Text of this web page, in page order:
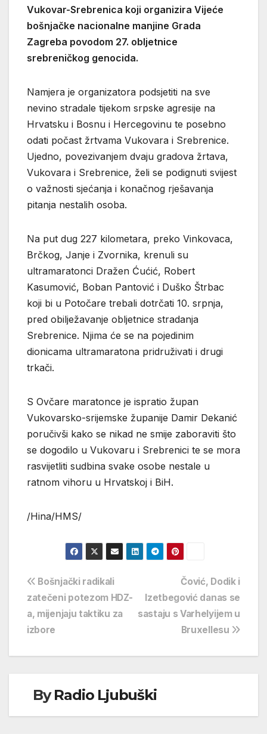
Vukovar-Srebrenica koji organizira Vijeće
bošnjačke nacionalne manjine Grada
Zagreba povodom 27. obljetnice
srebreničkog genocida.
Namjera je organizatora podsjetiti na sve
nevino stradale tijekom srpske agresije na
Hrvatsku i Bosnu i Hercegovinu te posebno
odati počast žrtvama Vukovara i Srebrenice.
Ujedno, povezivanjem dvaju gradova žrtava,
Vukovara i Srebrenice, želi se podignuti svijest
o važnosti sjećanja i konačnog rješavanja
pitanja nestalih osoba.
Na put dug 227 kilometara, preko Vinkovaca,
Brčkog, Janje i Zvornika, krenuli su
ultramaratonci Dražen Ćućić, Robert
Kasumović, Boban Pantović i Duško Štrbac
koji bi u Potočare trebali dotrčati 10. srpnja,
pred obilježavanje obljetnice stradanja
Srebrenice. Njima će se na pojedinim
dionicama ultramaratona pridruživati i drugi
trkači.
S Ovčare maratonce je ispratio župan
Vukovarsko-srijemske županije Damir Dekanić
poručivši kako se nikad ne smije zaboraviti što
se dogodilo u Vukovaru i Srebrenici te se mora
rasvijetliti sudbina svake osobe nestale u
ratnom vihoru u Hrvatskoj i BiH.
/Hina/HMS/
Navigacija
objava
Čović, Dodik i
Izetbegović danas se
sastaju s Varhelyijem u
Bruxellesu
Bošnjački radikali
zatečeni potezom HDZ-
a, mijenjaju taktiku za
izbore
ByRadio Ljubuški